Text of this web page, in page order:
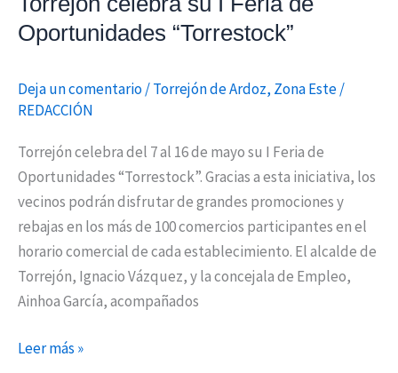
Oportunidades “Torrestock”
Deja un comentario/Torrejón de Ardoz, Zona Este/
REDACCIÓN
Torrejón celebra del 7 al 16 de mayo su I Feria de
Oportunidades “Torrestock”. Gracias a esta iniciativa, los
vecinos podrán disfrutar de grandes promociones y
rebajas en los más de 100 comercios participantes en el
horario comercial de cada establecimiento. El alcalde de
Torrejón, Ignacio Vázquez, y la concejala de Empleo,
Ainhoa García, acompañados
Leer más »